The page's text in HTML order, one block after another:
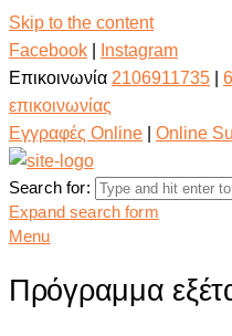
Skip to the content
Facebook
Instagram
Επικοινωνία 2106911735
επικοινωνίας
Εγγραφές Online
Online
Search for:
Expand search form
Menu
Πρόγραμμα